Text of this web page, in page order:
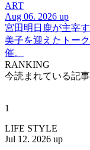
ART
Aug 06. 2026 up
宮田明日鹿が主宰
美子を迎えたトー
催。
RANKING
今読まれている記事
1
LIFE STYLE
Jul 12. 2026 up